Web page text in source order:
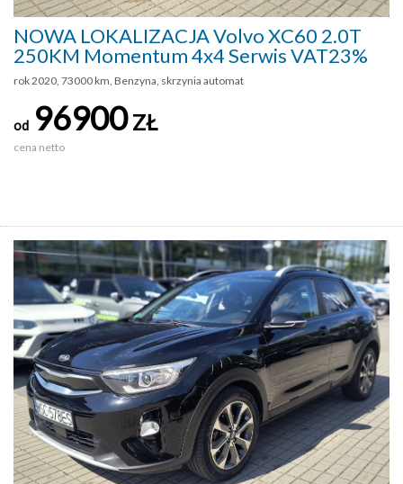
NOWA LOKALIZACJA Volvo XC60 2.0T
250KM Momentum 4x4 Serwis VAT23%
rok 2020, 73000 km, Benzyna, skrzynia automat
od 96900ZŁ
cena netto